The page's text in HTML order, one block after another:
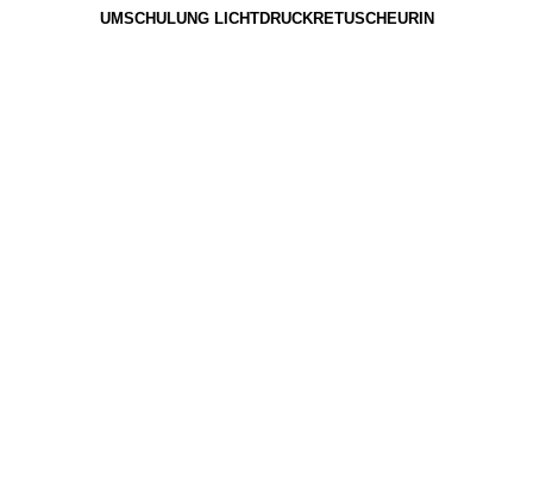
UMSCHULUNG LICHTDRUCKRETUSCHEURIN